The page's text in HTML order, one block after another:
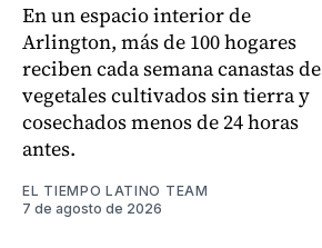
En un espacio interior de
Arlington, más de 100 hogares
reciben cada semana canastas de
vegetales cultivados sin tierra y
cosechados menos de 24 horas
antes.
EL TIEMPO LATINO TEAM
7 de agosto de 2026